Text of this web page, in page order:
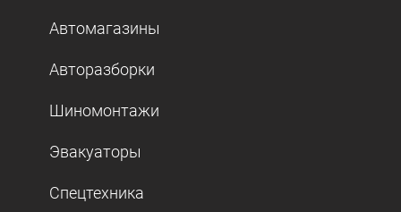
Автомагазины
Авторазборки
Шиномонтажи
Эвакуаторы
Спецтехника